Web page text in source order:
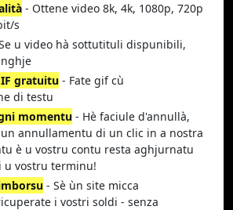
- Ottene video 8k, 4k, 1080p, 720p
s
u video hà sottutituli dispunibili,
gratuitu - Fate gif cù
di testu
momentu - Hè faciule d'annullà,
annullamentu di un clic in a nostra
è u vostru contu resta aghjurnatu
u vostru terminu!
- Sè ùn site micca
i vostri soldi - senza